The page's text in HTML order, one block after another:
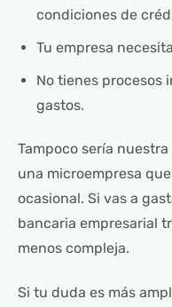
condiciones de
Tu empresa
No tienes procesos
gastos.
Tampoco sería
una microempresa
ocasional. Si vas a
bancaria empresarial
menos compleja.
Si tu duda es más